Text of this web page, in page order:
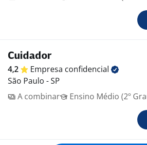
Cuidador
4,2 Empresa confidencial
São Paulo - SP
A combinar
Ensino Médio (2º